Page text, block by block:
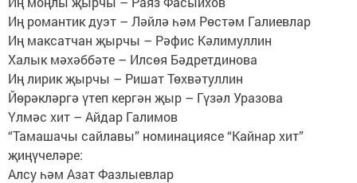
Иң романтик дуэт – Ләйлә һәм Рөстәм Галиевлар
Иң максатчан җырчы – Рәфис Кәлимуллин
Халык мәхәббәте – Илсөя Бәдретдинова
Иң лирик җырчы – Ришат Төхвәтуллин
Йөрәкләргә үтеп кергән җыр – Гүзәл Уразова
Үлмәс хит – Айдар Галимов
“Тамашачы сайлавы” номинациясе “Кайнар хит”
җиңүчеләре:
Алсу һәм Азат Фазлыевлар